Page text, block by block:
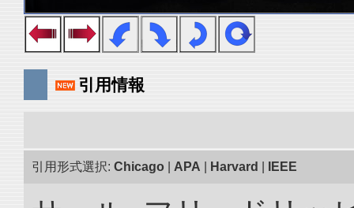
引用情報
引用形式選択: Chicago APA Harvard IEEE